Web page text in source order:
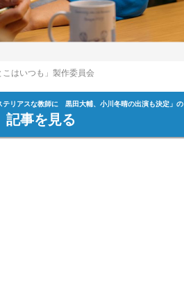
はいつも」製作委員会
テリアスな教師に 黒田大輔、小川冬晴の出演も決定」の
記事を見る